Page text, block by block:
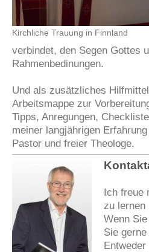
Kirchliche Trauung in Finnland
verbindet, den Segen Gottes
Rahmenbedinungen.
Und als zusätzliches
Arbeitsmappe zur
Tipps, Anregungen,
meiner langjährigen
Pastor und freier Theologe.
Ich freue
zu lernen
Wenn
Sie
Entweder